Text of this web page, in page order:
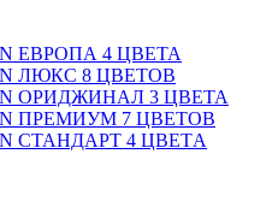
ЕВРОПА 4 ЦВЕТА
ЛЮКС 8 ЦВЕТОВ
ОРИДЖИНАЛ 3 ЦВЕТА
ПРЕМИУМ 7 ЦВЕТОВ
СТАНДАРТ 4 ЦВЕТA